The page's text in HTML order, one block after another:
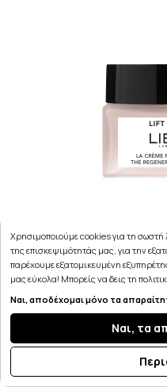
Lierac Lift Integral
Αναδομητική
46.14€
Χρησιμοποιούμε cookies για τη σωστή
της επισκεψιμότητάς μας, για την
παρέχουμε εξατομικευμένη
μας εύκολα! Μπορείς να δεις τη
Ναι, αποδέχομαι μόνο τα
Ναι, τα